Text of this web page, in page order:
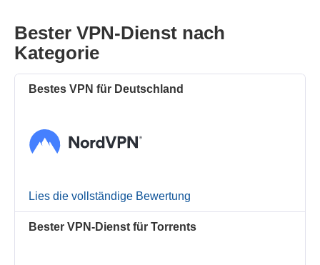
Bester VPN-Dienst nach
Kategorie
Bestes VPN für Deutschland
Lies die vollständige Bewertung
Bester VPN-Dienst für Torrents